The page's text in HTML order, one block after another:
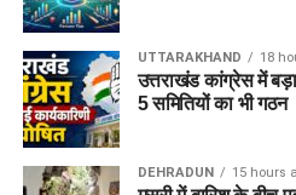
UTTARAKHAND 18
उत्तराखंड कांग्रेस में
5 समितियों का भी गठन
DEHRADUN 15 hours